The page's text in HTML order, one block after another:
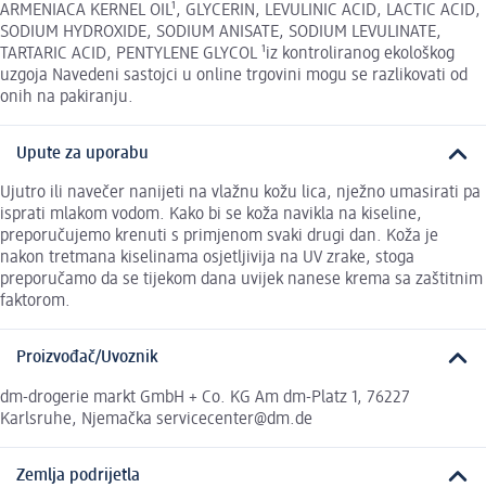
ARMENIACA KERNEL OIL¹, GLYCERIN, LEVULINIC ACID, LACTIC ACID,
SODIUM HYDROXIDE, SODIUM ANISATE, SODIUM LEVULINATE,
TARTARIC ACID, PENTYLENE GLYCOL ¹iz kontroliranog ekološkog
uzgoja Navedeni sastojci u online trgovini mogu se razlikovati od
onih na pakiranju.
Upute za uporabu
Ujutro ili navečer nanijeti na vlažnu kožu lica, nježno umasirati pa
isprati mlakom vodom. Kako bi se koža navikla na kiseline,
preporučujemo krenuti s primjenom svaki drugi dan. Koža je
nakon tretmana kiselinama osjetljivija na UV zrake, stoga
preporučamo da se tijekom dana uvijek nanese krema sa zaštitnim
faktorom.
Proizvođač/Uvoznik
dm-drogerie markt GmbH + Co. KG Am dm-Platz 1, 76227
Karlsruhe, Njemačka servicecenter@dm.de
Zemlja podrijetla